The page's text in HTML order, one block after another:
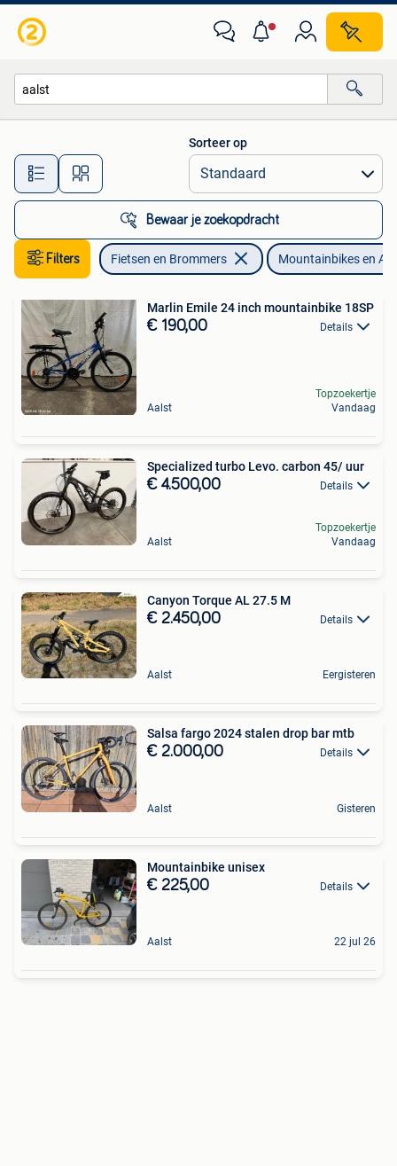
Alle afstanden…
Sorteer op
Bewaar je zoekopdracht
Filters Fietsen en Brommers Mountainbikes en
Marlin Emile 24 inch mountainbike 18SP
€ 190,00 Details
Aalst
Topzoekertje
Vandaag
Specialized turbo Levo. carbon 45/ uur
€ 4.500,00 Details
Aalst
Topzoekertje
Vandaag
Canyon Torque AL 27.5 M
€ 2.450,00 Details
Aalst Eergisteren
Salsa fargo 2024 stalen drop bar mtb
€ 2.000,00 Details
Aalst Gisteren
Mountainbike unisex
€ 225,00 Details
Aalst 22 jul 26